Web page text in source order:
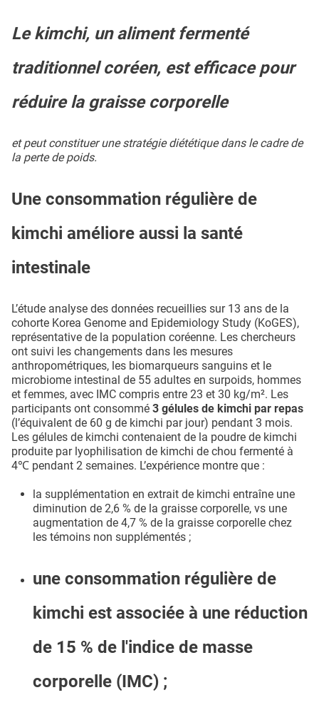
Le kimchi, un aliment fermenté
traditionnel coréen, est efficace pour
réduire la graisse corporelle
et peut constituer une stratégie diététique dans le cadre de
la perte de poids.
Une consommation régulière de
kimchi améliore aussi la santé
intestinale
L’étude analyse des données recueillies sur 13 ans de la
cohorte Korea Genome and Epidemiology Study (KoGES),
représentative de la population coréenne. Les chercheurs
ont suivi les changements dans les mesures
anthropométriques, les biomarqueurs sanguins et le
microbiome intestinal de 55 adultes en surpoids, hommes
et femmes, avec IMC compris entre 23 et 30 kg/m². Les
participants ont consommé 3 gélules de kimchi par repas
(l’équivalent de 60 g de kimchi par jour) pendant 3 mois.
Les gélules de kimchi contenaient de la poudre de kimchi
produite par lyophilisation de kimchi de chou fermenté à
4℃ pendant 2 semaines. L’expérience montre que :
la supplémentation en extrait de kimchi entraîne une
diminution de 2,6 % de la graisse corporelle, vs une
augmentation de 4,7 % de la graisse corporelle chez
les témoins non supplémentés ;
une consommation régulière de
kimchi est associée à une réduction
de 15 % de l'indice de masse
corporelle (IMC) ;